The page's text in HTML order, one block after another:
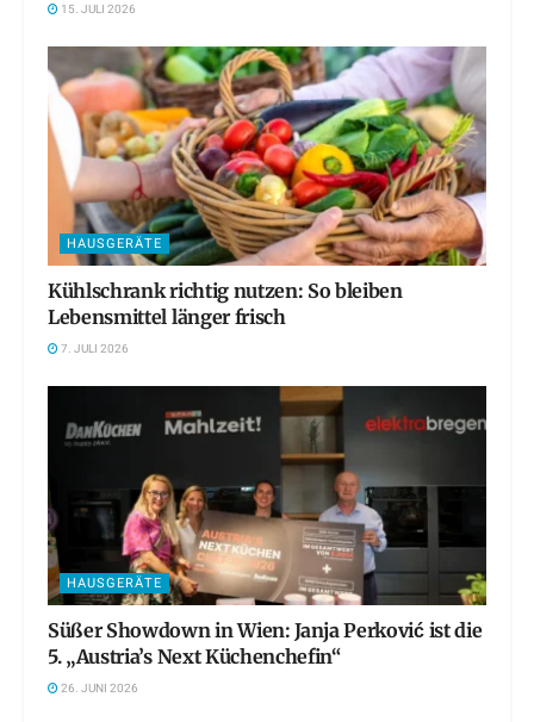
15. JULI 2026
HAUSGERÄTE
Kühlschrank richtig nutzen: So bleiben
Lebensmittel länger frisch
7. JULI 2026
HAUSGERÄTE
Süßer Showdown in Wien: Janja Perković ist die
5. „Austria’s Next Küchenchefin“
26. JUNI 2026